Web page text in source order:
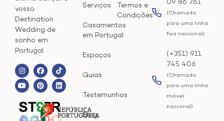
vosso
Destination
Wedding de
sonho em
Portugal.
Serviços
Casamentos
em Portugal
Espaços
Guias
Testemunhos
Blog
Termos e
Condições
09 86 761
(Chamada
para uma linha
fixa nacional)
(+351) 911
745 406
(Chamada
para uma linha
móvel
nacional)